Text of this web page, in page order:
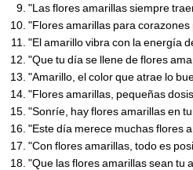
"Las flores amarillas siempre
"Flores amarillas para corazones
"El amarillo vibra con la energía
"Que tu día se llene de flores
"Amarillo, el color que atrae lo
"Flores amarillas, pequeñas
"Sonríe, hay flores amarillas en
"Este día merece muchas flores
"Con flores amarillas, todo es
"Que las flores amarillas sean tu